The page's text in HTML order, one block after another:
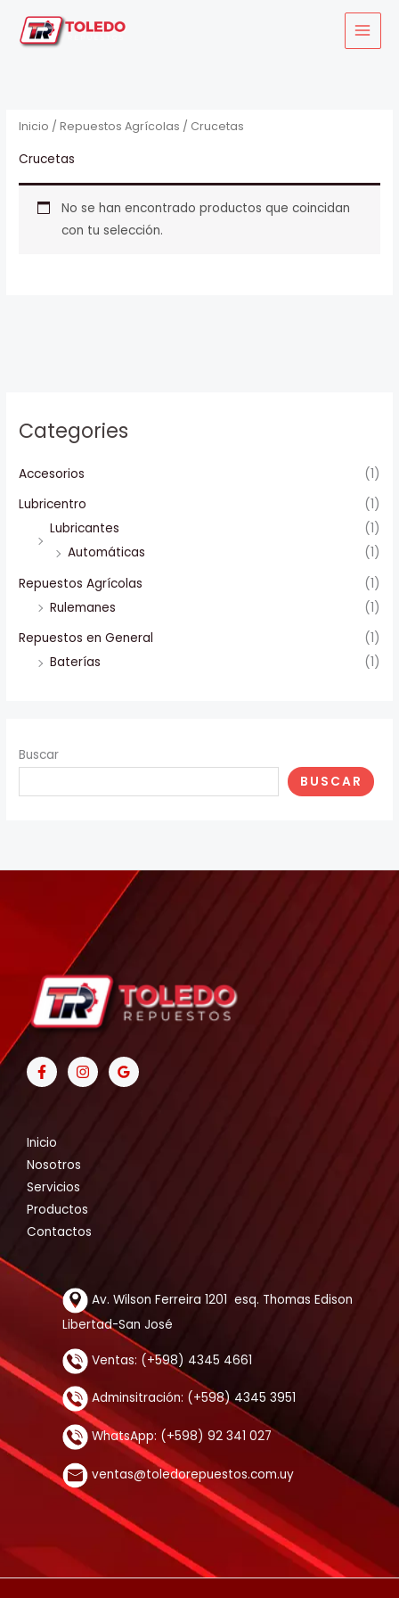
Categories
Accesorios
(1)
Lubricentro
(1)
Lubricantes
(1)
Automáticas
(1)
Repuestos Agrícolas
(1)
Rulemanes
(1)
Repuestos en General
(1)
Baterías
(1)
Buscar
BUSCAR
Inicio /Repuestos Agrícolas / Crucetas
Crucetas
No se han encontrado productos que coincidan
con tu selección.
Inicio
Nosotros
Servicios
Productos
Contactos
Av. Wilson Ferreira 1201 esq. Thomas Edison
Libertad-San José
Ventas: (+598) 4345 4661
Adminsitración: (+598) 4345 3951
WhatsApp: (+598) 92 341 027
ventas@toledorepuestos.com.uy